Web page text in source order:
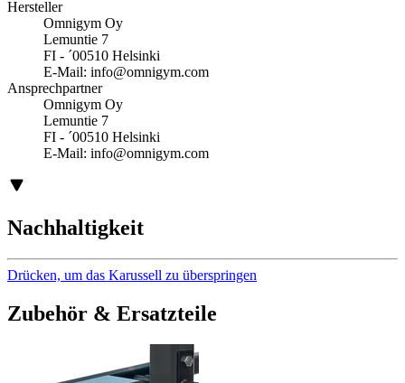
Hersteller
Omnigym Oy
Lemuntie 7
FI - ´00510 Helsinki
E-Mail: info@omnigym.com
Ansprechpartner
Omnigym Oy
Lemuntie 7
FI - ´00510 Helsinki
E-Mail: info@omnigym.com
Nachhaltigkeit
Drücken, um das Karussell zu überspringen
Zubehör & Ersatzteile